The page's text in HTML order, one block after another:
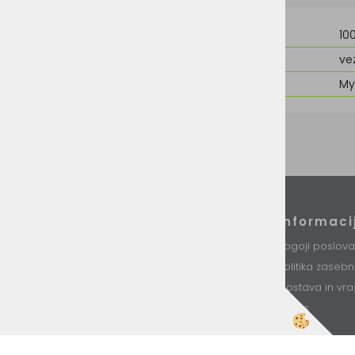
Pogoji
Politika
Dostava in
O nas
Kontakt